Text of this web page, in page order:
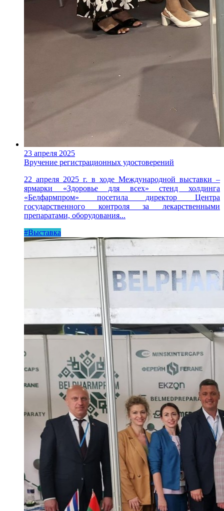
23 апреля 2025
Вручение регистрационных удостоверений
22 апреля 2025 г. в ходе Международной выставки –
ярмарки «Здоровье для всех» стенд холдинга
«Белфармпром» посетила директор Центра
государственного контроля за лекарственными
препаратами, оборудования...
#Выставка